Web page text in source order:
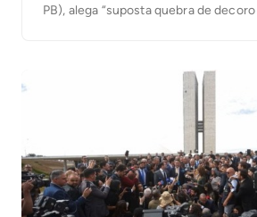
PB), alega “suposta quebra de